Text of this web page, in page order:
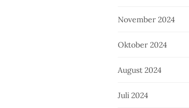
November 2024
Oktober 2024
August 2024
Juli 2024